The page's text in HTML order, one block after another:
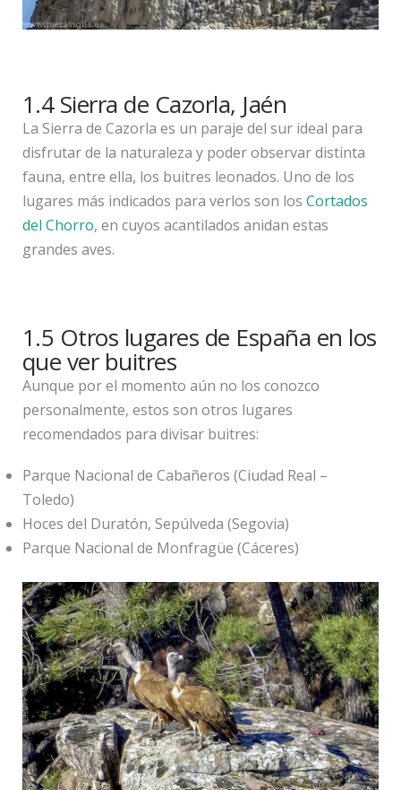
1.4 Sierra de Cazorla, Jaén
La Sierra de Cazorla es un paraje del sur ideal para
disfrutar de la naturaleza y poder observar distinta
fauna, entre ella, los buitres leonados. Uno de los
lugares más indicados para verlos son los Cortados
del Chorro, en cuyos acantilados anidan estas
grandes aves.
1.5 Otros lugares de España en los
que ver buitres
Aunque por el momento aún no los conozco
personalmente, estos son otros lugares
recomendados para divisar buitres:
Parque Nacional de Cabañeros (Ciudad Real –
Toledo)
Hoces del Duratón, Sepúlveda (Segovia)
Parque Nacional de Monfragüe (Cáceres)